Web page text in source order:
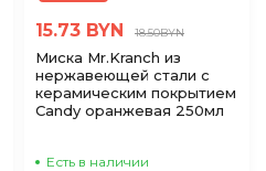
15.73 BYN 18.50BYN
Миска Mr.Kranch из
нержавеющей стали с
керамическим покрытием
Candy оранжевая 250мл
Есть в наличии